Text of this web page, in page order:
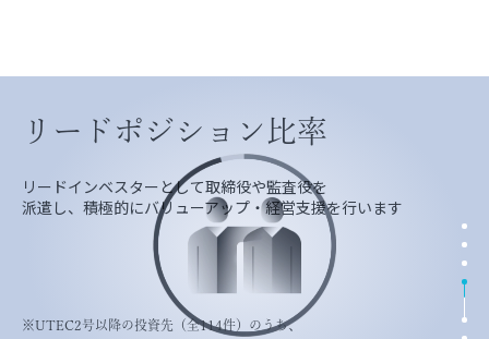
国内外のネットワーク
国内外の大学・研究機関との連携、国内外の
スタートアップへの投資を通じて
イノベーションの実現に取り組んでいます
累計ファンド総額
機関投資家を中心とする
出資者の皆様に支えられてきました
累計投資社数
数多くのサイエンス・テクノロジーを軸とする
スタートアップに投資してきました
シード・アーリー比率
会社設立前を含むシード・アーリーステージ
から投資しています
リードポジション比率
リードインベスターとして取締役や監査役を
派遣し、 積極的にバリューアップ・経営支援を行います
※UTEC2号以降の投資先（全114件）のうち、
トラックレコード
起業家/研究者/技術者の皆様と真摯に
向き合い、投資成果を生み出してきました
上場 M&A
国内外のネットワーク
国内外の大学・研究機関との連携、国内外の
スタートアップへの投資を通じて
イノベーションの実現に取り組んでいます
累計ファンド総額
機関投資家を中心とする
出資者の皆様に支えられてきました